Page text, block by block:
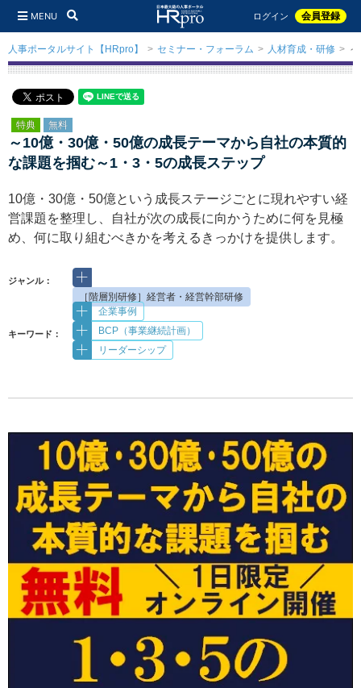
MENU ログイン 会員登録
人事ポータルサイト【HRpro】 セミナー・フォーラム 人材育成・研修
特典 無料
～10億・30億・50億の成長テーマから自社の本質的
な課題を掴む～1・3・5の成長ステップ
10億・30億・50億という成長ステージごとに現れやすい経
営課題を整理し、自社が次の成長に向かうために何を見極
め、何に取り組むべきかを考えるきっかけを提供します。
ジャンル：
［階層別研修］経営者・経営幹部研修
キーワード：
企業事例
BCP（事業継続計画）
リーダーシップ